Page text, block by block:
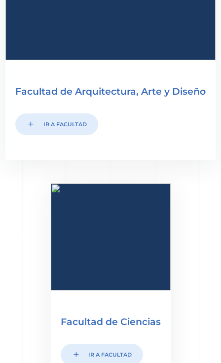
Facultad de Arquitectura, Arte y Diseño
add IR A FACULTAD
Facultad de Ciencias
add IR A FACULTAD